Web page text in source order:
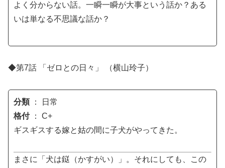
よく分からない話。一瞬一瞬が大事という話か？ある
いは単なる不思議な話か？
◆第7話 「ゼロとの日々」 （横山玲子）
分類： 日常
格付： C+
ギスギスする嫁と姑の間に子犬がやってきた。
まさに「犬は鎹（かすがい）」。それにしても、この